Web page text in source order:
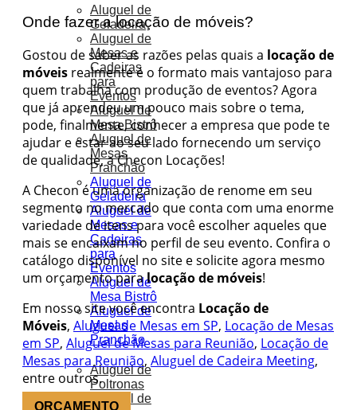
Aluguel de
Geladeira
Aluguel de
Mesas e
Cadeiras
para
Eventos
Aluguel de
Mesa Bistrô
Aluguel de
Mesas
Pranchão
Aluguel de
Geladeira
Aluguel de
Mesas e
Cadeiras
para
Eventos
Aluguel de
Mesa Bistrô
Aluguel de
Mesas
Pranchão
Aluguel de
Poltronas
Aluguel de
Onde fazer a locação de móveis?
Gostou de saber as razões pelas quais a locação de
móveis realmente é o formato mais vantajoso para
quem trabalha com produção de eventos? Agora
que já aprendeu um pouco mais sobre o tema,
pode, finalmente, conhecer a empresa que pode te
ajudar e estar ao seu lado fornecendo um serviço
de qualidade, a Checon Locações!
A Checon é uma organização de renome em seu
segmento no mercado que conta com uma enorme
variedade de itens para você escolher aqueles que
mais se encaixam no perfil de seu evento. Confira o
catálogo disponível no site e solicite agora mesmo
um orçamento paralocação de móveis!
Em nosso site você encontra Locação de
Móveis, Aluguel de Mesas em SP, Locação de Mesas
em SP, Aluguel de Mesas para Reunião, Locação de
Mesas para Reunião, Aluguel de Cadeira Meeting,
entre outros.
ORÇAMENTO